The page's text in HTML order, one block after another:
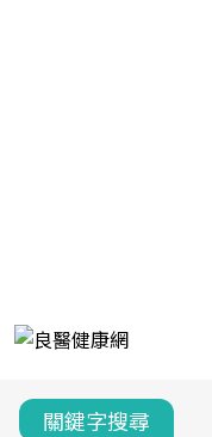
關鍵字搜尋